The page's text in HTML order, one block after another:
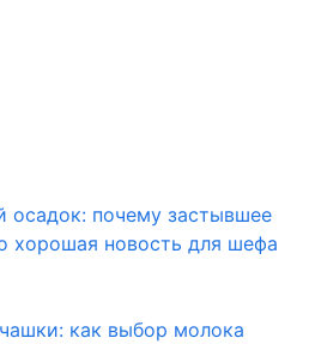
осадок: почему застывшее
хорошая новость для шефа
как выбор молока